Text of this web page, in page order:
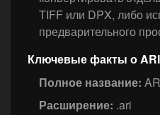
TIFF или DPX, либо
предварительного
Ключевые факты о ARI
Полное название:
Расширение: .ari